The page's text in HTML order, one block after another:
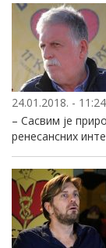
24.01.2018. - 11:24
– Сасвим је
ренесансних